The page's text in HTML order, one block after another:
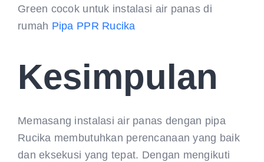
Green cocok untuk instalasi air panas di
rumah Pipa PPR Rucika
Kesimpulan
Memasang instalasi air panas dengan pipa
Rucika membutuhkan perencanaan yang baik
dan eksekusi yang tepat. Dengan mengikuti